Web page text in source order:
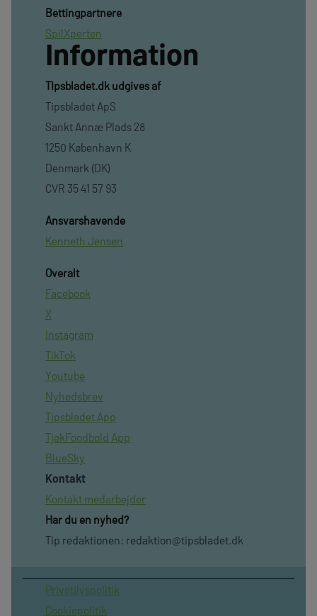
Bettingpartnere
SpilXperten
Information
TIpsbladet.dk udgives af
Tipsbladet ApS
Sankt Annæ Plads 28
1250 København K
Denmark (DK)
CVR 35 41 57 93
Ansvarshavende
Kenneth Jensen
Overalt
Facebook
X
Instagram
TikTok
Youtube
Nyhedsbrev
Tipsbladet App
TjekFoodbold App
BlueSky
Kontakt
Kontakt medarbejder
Har du en nyhed?
Tip redaktionen: redaktion@tipsbladet.dk
Privatilvspolitik
Cookiepolitik